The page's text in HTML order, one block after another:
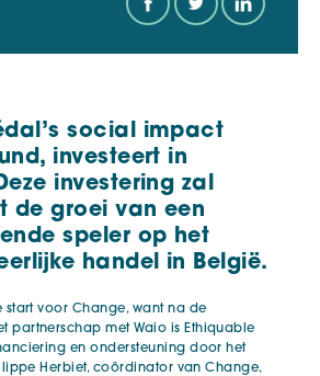
om
handel
social impact
investeert in
investering zal
de groei van een
speler op het
handel in België.
start voor Change, want na de
partnerschap met Waio is Ethiquable
en ondersteuning door het
Herbiet, coördinator van Change,